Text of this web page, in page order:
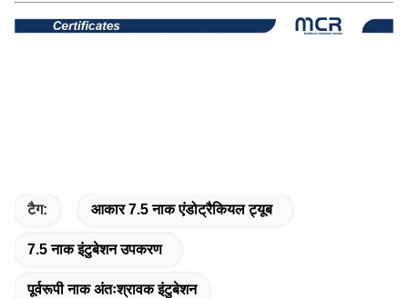
टैग: आकार 7.5 नाक एंडोट्रैकियल ट्यूब
7.5 नाक इंटुबेशन उपकरण
पूर्वरूपी नाक अंतःश्रावक इंटुबेशन